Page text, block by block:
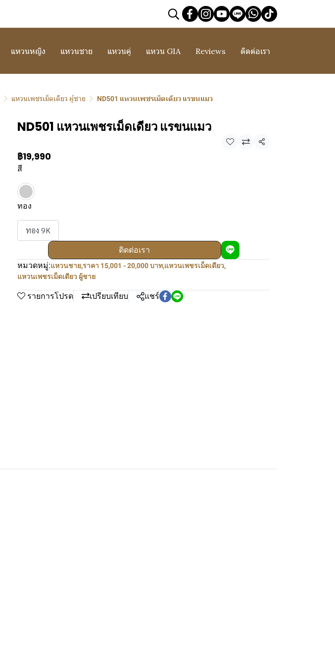
แหวนหญิง แหวนชาย แหวนคู่ แหวน GIA Reviews ติดต่อเรา
แหวนเพชรเม็ดเดียว ผู้ชาย ND501 แหวนเพชรเม็ดเดียว แรขนแมว
ND501 แหวนเพชรเม็ดเดียว แรขนแมว
แชร์
฿19,990
สี
ทอง
ทอง 9K
ติดต่อเรา
หมวดหมู่:แหวนชาย,ราคา 15,001 - 20,000 บาท,แหวนเพชรเม็ดเดียว,
แหวนเพชรเม็ดเดียว ผู้ชาย
รายการโปรด เปรียบเทียบ แชร์